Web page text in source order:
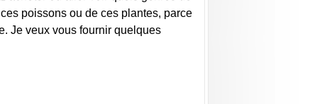
poissons ou de ces plantes, parce
Je veux vous fournir quelques